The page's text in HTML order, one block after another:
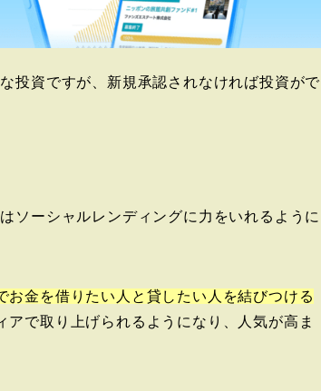
投資ですが、新規承認されなければ投資がで
ソーシャルレンディングに力をいれるように
お金を借りたい人と貸したい人を結びつける
アで取り上げられるようになり、人気が高ま